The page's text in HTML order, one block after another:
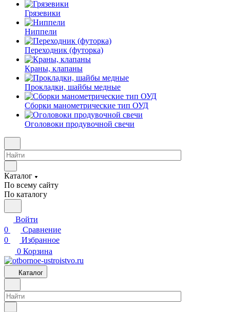
Грязевики
Ниппели
Переходник (футорка)
Краны, клапаны
Прокладки, шайбы медные
Сборки манометрические тип ОУД
Оголовоки продувочной свечи
Каталог
По всему сайту
По каталогу
Войти
0
Сравнение
0
Избранное
0 Корзина
Каталог